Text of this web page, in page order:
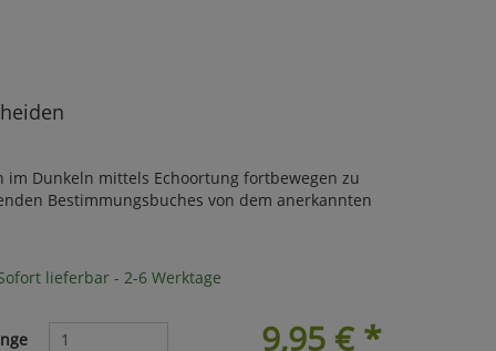
im Dunkeln mittels Echoortung fortbewegen zu
Bestimmungsbuches von dem anerkannten
lieferbar - 2-6 Werktage
9,95 €*